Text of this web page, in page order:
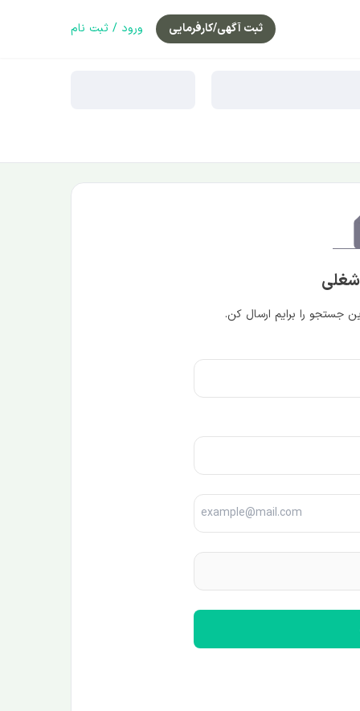
ثبت آگهی/کارفرمایی ورود / ثبت نام
شغلی
جستجو را برایم ارسال کن.